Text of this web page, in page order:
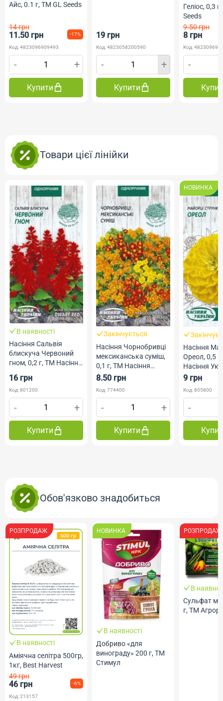
Айс, 0.1 г, ТМ GL Seeds
14 грн
11.50 грн -17%
Код: 4823096909493
- +
Купити
19 грн
Код: 4823058200590
- +
Купити
Геліос, 0,3
Seeds
9.50 грн
8 грн
Код:
-
Товари цієї лінійки
В наявності
Насіння Сальвія
блискуча Червоний
гном, 0,2 г, ТМ Насіння
України
16 грн
Код: 801200
- +
Купити
Закінчується
Насіння Чорнобривці
мексиканська суміш,
0,1 г, ТМ Насіння
України
8.50 грн
Код: 774400
- +
Купити
НОВИНКА
Насіння
Ореол, 0,5
Насіння
9 грн
Код: 805800
-
Обов'язково знадобиться
РОЗПРОДАЖ
В наявності
Аміячна селітра 500гр,
1кг, Best Harvest
49 грн
46 грн -6%
Код: 213157
НОВИНКА
В наявності
Добриво «для
винограду» 200 г, ТМ
Стимул
РОЗПРОДАЖ
В
Сульфат
г, ТМ